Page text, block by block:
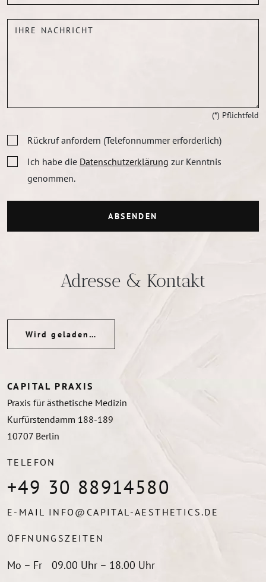
IHRE NACHRICHT
(*) Pflichtfeld
Rückruf anfordern (Telefonnummer erforderlich)
Ich habe die Datenschutzerklärung zur Kenntnis
genommen.
ABSENDEN
Adresse & Kontakt
Wird geladen…
CAPITAL PRAXIS
Praxis für ästhetische Medizin
Kurfürstendamm 188-189
10707 Berlin
TELEFON
+49 30 88914580
E-MAIL INFO@CAPITAL-AESTHETICS.DE
ÖFFNUNGSZEITEN
Mo – Fr 09.00 Uhr – 18.00 Uhr